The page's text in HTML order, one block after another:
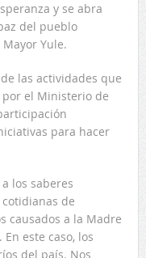
y se abra
del pueblo
Yule.
las actividades que
por el Ministerio de
para hacer
los saberes
de
causados a la Madre
este caso, los
del país. Nos